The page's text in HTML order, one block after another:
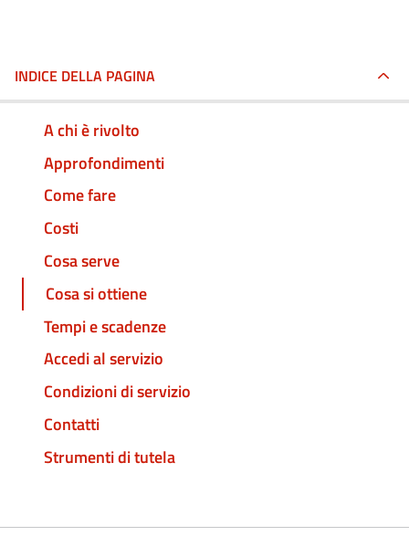
INDICE DELLA PAGINA
A chi è rivolto
Approfondimenti
Come fare
Costi
Cosa serve
Cosa si ottiene
Tempi e scadenze
Accedi al servizio
Condizioni di servizio
Contatti
Strumenti di tutela